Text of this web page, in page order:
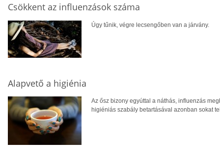
Csökkent az influenzások száma
Úgy tűnik, végre lecsengőben van a járvány.
Alapvető a higiénia
Az ősz bizony egyúttal a náthás, influenzás
higiéniás szabály betartásával azonban sokat